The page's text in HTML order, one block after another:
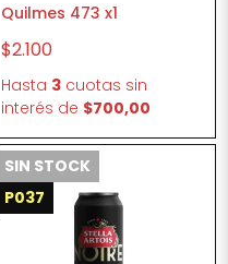
Quilmes 473 x1
$2.100
Hasta 3 cuotas sin
interés de $700,00
SIN STOCK
P037